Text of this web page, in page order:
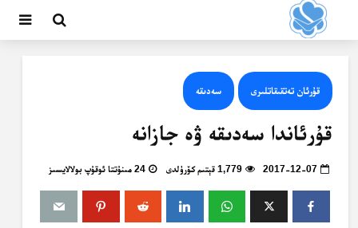
قۇرئان تەتقىقاتلىرى سەدىقە
قۇرئاندا سەدىقە ۋە جازانە
2017-12-07 1,779 قېتىم كۆرۈلدى 24 مىنۇتتا ئوقۇپ بولالايسىز